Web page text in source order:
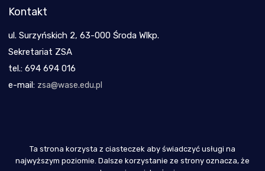
Kontakt
ul. Surzyńskich 2, 63-000 Środa Wlkp.
Sekretariat ZSA
tel.: 694 694 016
e-mail: zsa@wase.edu.pl
Copyright 2021
Ta strona korzysta z ciasteczek aby świadczyć usługi na
najwyższym poziomie. Dalsze korzystanie ze strony oznacza, że